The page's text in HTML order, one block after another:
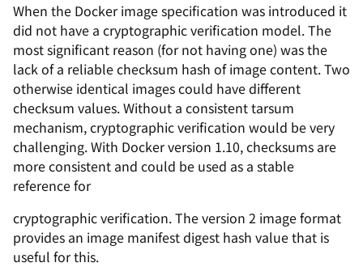
When the Docker image specification was introduced it
did not have a cryptographic verification model. The
most significant reason (for not having one) was the
lack of a reliable checksum hash of image content. Two
otherwise identical images could have different
checksum values. Without a consistent tarsum
mechanism, cryptographic verification would be very
challenging. With Docker version 1.10, checksums are
more consistent and could be used as a stable
reference for
cryptographic verification. The version 2 image format
provides an image manifest digest hash value that is
useful for this.